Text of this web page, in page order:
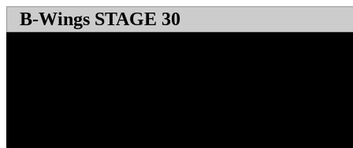
B-Wings STAGE 30